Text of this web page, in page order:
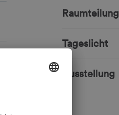
Raumteilung
Tageslicht
Ausstellung